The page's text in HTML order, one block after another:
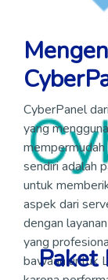
CyberPanel
yang
sendiri adalah
untuk
aspek dari
dengan
yang
bawaan untuk
Paket